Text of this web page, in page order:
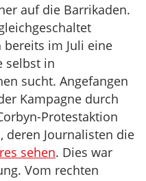
auf die Barrikaden.
im Juli eine
selbst in
sucht. Angefangen
Kampagne durch
Protestaktion
deren Journalisten die
sehen. Dies war
Vom rechten